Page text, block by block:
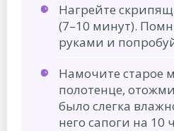
Нагрейте
(7–10 минут).
руками и
Намочите старое
полотенце,
было слегка
него сапоги на 10